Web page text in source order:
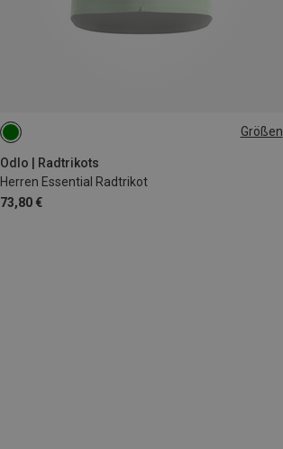
Größen
Odlo | Radtrikots
Herren Essential Radtrikot
73,80 €
S